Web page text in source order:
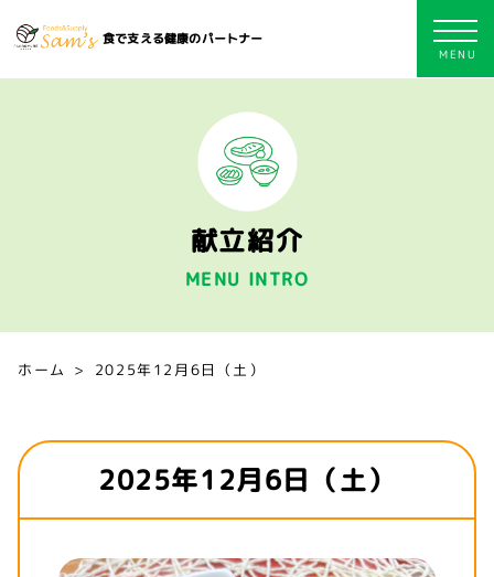
食で支える健康のパートナー
献立紹介
MENU INTRO
ホーム 2025年12月6日（土）
2025年12月6日（土）